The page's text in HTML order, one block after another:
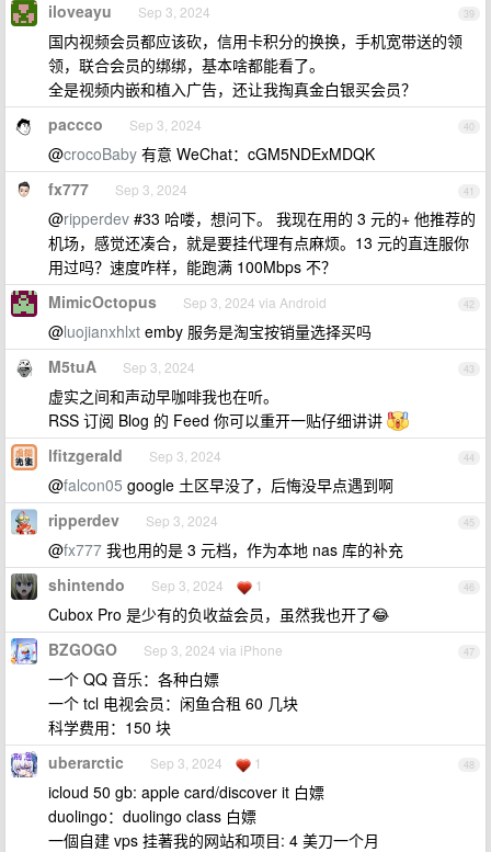
39
iloveayu Sep 3, 2024
国内视频会员都应该砍，信用卡积分的换换，手机宽带送的领
领，联合会员的绑绑，基本啥都能看了。
全是视频内嵌和植入广告，还让我掏真金白银买会员？
40
paccco Sep 3, 2024
@crocoBaby 有意 WeChat：cGM5NDExMDQK
41
fx777 Sep 3, 2024
@ripperdev #33 哈喽，想问下。 我现在用的 3 元的+ 他推荐的
机场，感觉还凑合，就是要挂代理有点麻烦。13 元的直连服你
用过吗？速度咋样，能跑满 100Mbps 不？
42
MimicOctopus Sep 3, 2024 via Android
@luojianxhlxt emby 服务是淘宝按销量选择买吗
43
M5tuA Sep 3, 2024
虚实之间和声动早咖啡我也在听。
RSS 订阅 Blog 的 Feed 你可以重开一贴仔细讲讲
44
lfitzgerald Sep 3, 2024
@falcon05 google 土区早没了，后悔没早点遇到啊
45
ripperdev Sep 3, 2024
@fx777 我也用的是 3 元档，作为本地 nas 库的补充
46
shintendo Sep 3, 2024 1
Cubox Pro 是少有的负收益会员，虽然我也开了😂
47
BZGOGO Sep 3, 2024 via iPhone
一个 QQ 音乐：各种白嫖
一个 tcl 电视会员：闲鱼合租 60 几块
科学费用：150 块
48
uberarctic Sep 3, 2024 1
icloud 50 gb: apple card/discover it 白嫖
duolingo：duolingo class 白嫖
一個自建 vps 挂著我的网站和项目: 4 美刀一个月